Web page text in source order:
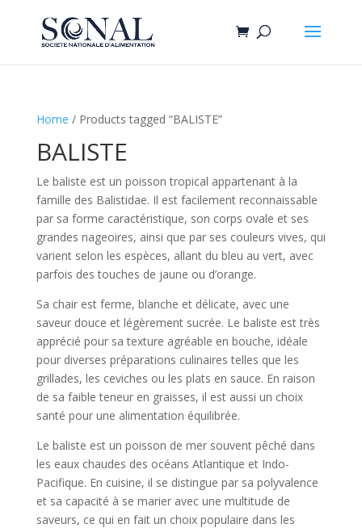
Home / Products tagged “BALISTE”
BALISTE
Le baliste est un poisson tropical appartenant à la
famille des Balistidae. Il est facilement reconnaissable
par sa forme caractéristique, son corps ovale et ses
grandes nageoires, ainsi que par ses couleurs vives, qui
varient selon les espèces, allant du bleu au vert, avec
parfois des touches de jaune ou d’orange.
Sa chair est ferme, blanche et délicate, avec une
saveur douce et légèrement sucrée. Le baliste est très
apprécié pour sa texture agréable en bouche, idéale
pour diverses préparations culinaires telles que les
grillades, les ceviches ou les plats en sauce. En raison
de sa faible teneur en graisses, il est aussi un choix
santé pour une alimentation équilibrée.
Le baliste est un poisson de mer souvent pêché dans
les eaux chaudes des océans Atlantique et Indo-
Pacifique. En cuisine, il se distingue par sa polyvalence
et sa capacité à se marier avec une multitude de
saveurs, ce qui en fait un choix populaire dans les